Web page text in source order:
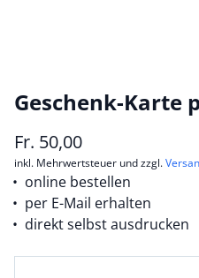
Geschenk-Karte
Fr. 50,00
inkl. Mehrwertsteuer und zzgl.
online bestellen
per E-Mail erhalten
direkt selbst ausdrucken